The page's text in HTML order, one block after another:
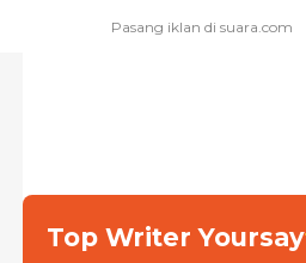
Top Writer Yoursay